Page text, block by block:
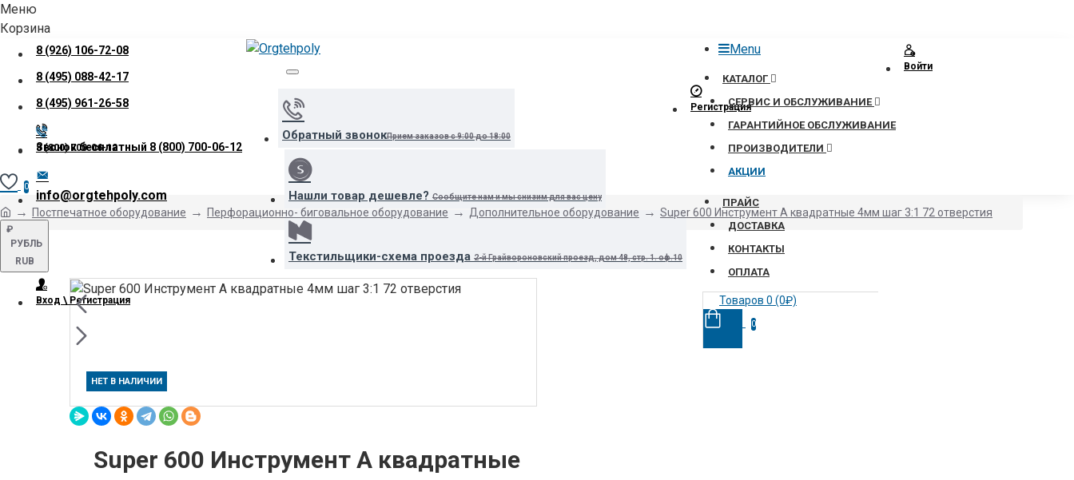
Меню
Корзина
8 (926) 106-72-08
8 (495) 088-42-17
8 (495) 961-26-58
Звонок бесплатный 8 (800) 700-06-12
info@orgtehpoly.com
₽
РУБЛЬ
RUB
Вход \ Регистрация
Обратный звонокПрием заказов с 9:00 до 18:00
Нашли товар дешевле? Сообщите нам и мы снизим для вас цену
Текстильщики-схема проезда 2-й Грайвороновский проезд, дом 48, стр. 1. оф.10
Menu
КАТАЛОГ
СЕРВИС И ОБСЛУЖИВАНИЕ
ГАРАНТИЙНОЕ ОБСЛУЖИВАНИЕ
ПРОИЗВОДИТЕЛИ
АКЦИИ
ПРАЙС
ДОСТАВКА
КОНТАКТЫ
ОПЛАТА
Товаров 0 (0₽)
0
Войти
Регистрация
8 (800) 700-06-12
0
Постпечатное оборудование Перфорационно- биговальное оборудование Дополнительное оборудование Super 600 Инструмент A квадратные 4мм шаг 3:1 72 отверстия
НЕТ В НАЛИЧИИ
Super 600 Инструмент A квадратные